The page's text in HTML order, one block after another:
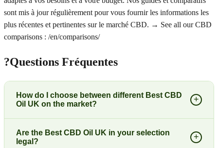
sont mis à jour régulièrement pour vous fournir les informations les
plus récentes et pertinentes sur le marché CBD. → See all our CBD
comparisons : /en/comparisons/
?Questions Fréquentes
How do I choose between different Best CBD
Oil UK on the market?
+
Are the Best CBD Oil UK in your selection
legal?
+